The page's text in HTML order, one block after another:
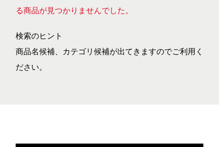
る商品が見つかりませんでした。
検索のヒント
商品名候補、カテゴリ候補が出てきますのでご利用く
ださい。